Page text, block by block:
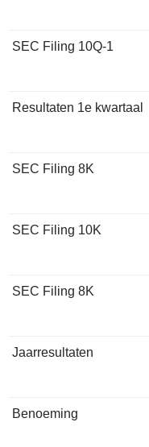
SEC Filing 10Q-1
Resultaten 1e kwartaal
SEC Filing 8K
SEC Filing 10K
SEC Filing 8K
Jaarresultaten
Benoeming